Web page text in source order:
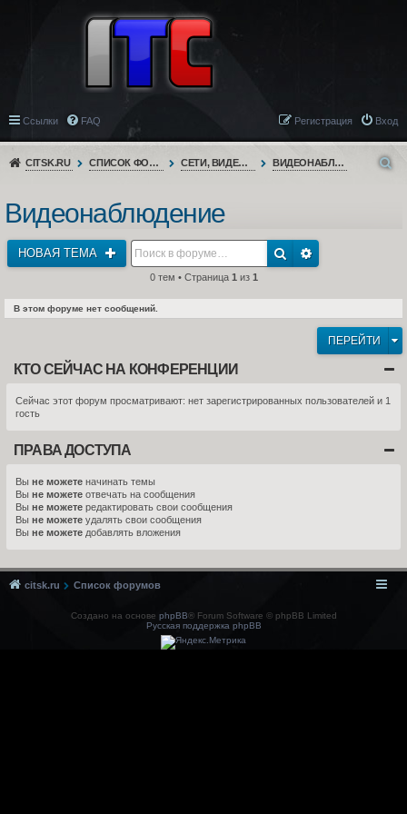
Ссылки FAQ Вход
Регистрация
CITSK.RU СПИСОК ФОРУМОВ СЕТИ, ВИДЕОНАБЛЮДЕНИЕ, ТЕЛЕФОНИЯ ВИДЕОНАБЛЮДЕНИЕ
Видеонаблюдение
НОВАЯ ТЕМА
0 тем • Страница 1 из 1
В этом форуме нет сообщений.
ПЕРЕЙТИ
КТО СЕЙЧАС НА КОНФЕРЕНЦИИ
Сейчас этот форум просматривают: нет зарегистрированных пользователей и 1
гость
ПРАВА ДОСТУПА
Вы не можете начинать темы
Вы не можете отвечать на сообщения
Вы не можете редактировать свои сообщения
Вы не можете удалять свои сообщения
Вы не можете добавлять вложения
citsk.ru Список форумов
Создано на основе phpBB® Forum Software © phpBB Limited
Русская поддержка phpBB